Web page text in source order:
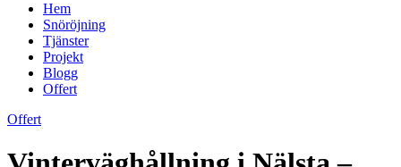
Hem
Snöröjning
Tjänster
Projekt
Blogg
Offert
Offert